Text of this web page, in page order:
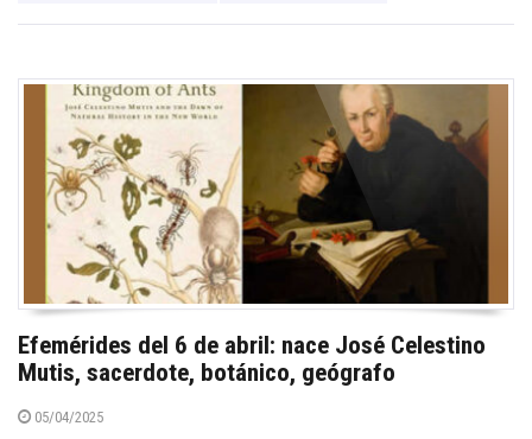
Efemérides del 6 de abril: nace José Celestino
Mutis, sacerdote, botánico, geógrafo
05/04/2025